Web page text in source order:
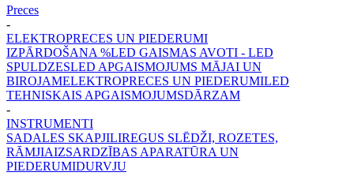
Preces
-
ELEKTROPRECES UN PIEDERUMI
IZPĀRDOŠANA %LED GAISMAS AVOTI - LED
SPULDZESLED APGAISMOJUMS MĀJAI UN
BIROJAMELEKTROPRECES UN PIEDERUMILED
TEHNISKAIS APGAISMOJUMSDĀRZAM
-
INSTRUMENTI
SADALES SKAPJILIREGUS SLĒDŽI, ROZETES,
RĀMJIAIZSARDZĪBAS APARATŪRA UN
PIEDERUMIDURVJU